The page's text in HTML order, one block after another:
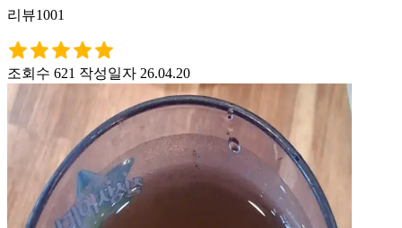
리뷰1001
조회수 621 작성일자 26.04.20